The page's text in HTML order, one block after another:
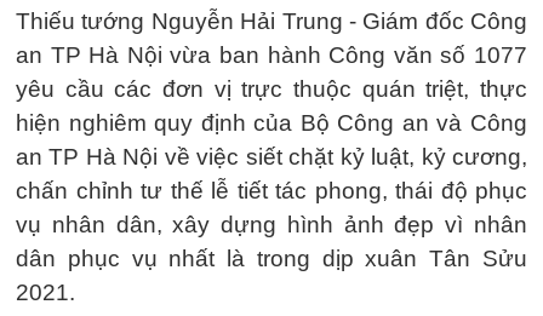
Thiếu tướng Nguyễn Hải Trung - Giám đốc Công
an TP Hà Nội vừa ban hành Công văn số 1077
yêu cầu các đơn vị trực thuộc quán triệt, thực
hiện nghiêm quy định của Bộ Công an và Công
an TP Hà Nội về việc siết chặt kỷ luật, kỷ cương,
chấn chỉnh tư thế lễ tiết tác phong, thái độ phục
vụ nhân dân, xây dựng hình ảnh đẹp vì nhân
dân phục vụ nhất là trong dịp xuân Tân Sửu
2021.